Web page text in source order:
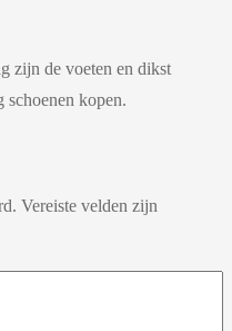
zijn de voeten en dikst
kopen.
Vereiste velden zijn